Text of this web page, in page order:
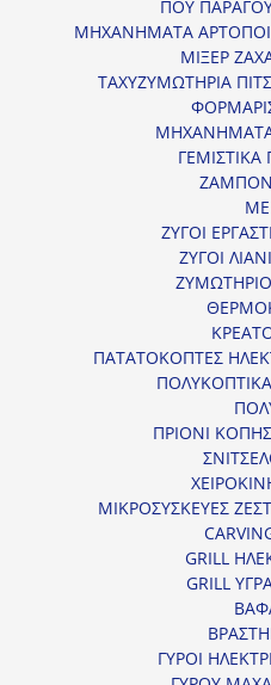
ΠΟΥ
ΜΗΧΑΝΗΜΑΤΑ
ΜΙΞΕΡ
ΤΑΧΥΖΥΜΩΤΗΡΙΑ
ΜΗΧΑΝΗΜΑΤΑ
ΓΕΜΙΣΤΙΚΑ
ΖΥΓΟΙ
ΖΥΓΟΙ
ΠΑΤΑΤΟΚΟΠΤΕΣ
ΠΡΙΟΝΙ
ΜΙΚΡΟΣΥΣΚΕΥΕΣ
GRILL
GRILL
ΓΥΡΟΙ